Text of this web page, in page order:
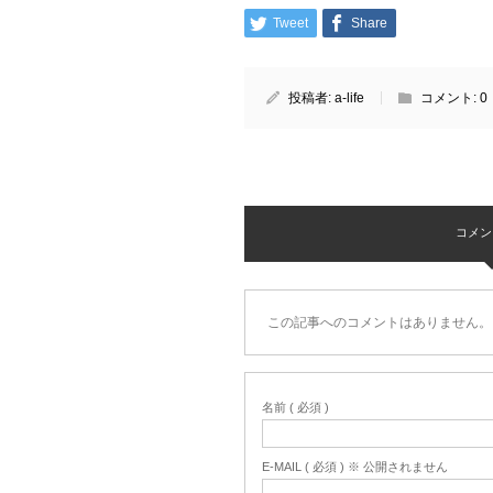
Tweet Share
投稿者: a-life コメント: 0
コメ
この記事へのコメントはありません。
名前 ( 必須 )
E-MAIL ( 必須 ) ※ 公開されません